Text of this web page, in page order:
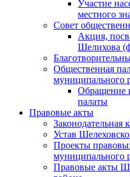
Участие
местного
Совет
Акция,
Шелихова
Общественная
муниципального
Обращение
палаты
Правовые акты
Законодательная
Устав
Проекты
муниципального
Правовые акты